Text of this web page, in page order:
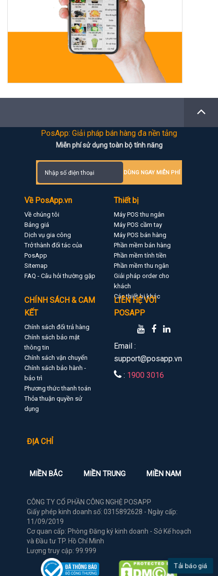
Tải báo giá
PosApp: Giải pháp bán hàng đa nền tảng
Miễn phí sử dụng toàn bộ tính năng
DÙNG NGAY MIỄN PHÍ
Về PosApp.vn
Về chúng tôi
Bảng giá
Dịch vụ gia công
Trở thành đối tác của
PosApp
Sitemap
FAQ - Câu hỏi thường gặp
Thiết bị
Máy POS thu ngân
Máy POS cầm tay
Máy POS bán hàng
Phần mềm bán hàng
Phần mềm tính tiền
Phần mềm thu ngân
Giải pháp order cho
khách
Các thiết bị khác
CHÍNH SÁCH & CAM
KẾT
Chính sách đổi trả hàng
Chính sách bảo mật
thông tin
Chính sách vận chuyển
Chính sách bảo hành -
bảo trì
Phương thức thanh toán
Thỏa thuận quyền sử
dụng
LIÊN HỆ VỚI
POSAPP
Email :
support@posapp.vn
: 1900 3016
ĐỊA CHỈ
MIỀN BẮC MIỀN TRUNG MIỀN NAM
CÔNG TY CỔ PHẦN CÔNG NGHỆ POSAPP
Giấy phép kinh doanh số: 0315892628 - Ngày cấp:
11/09/2019
Cơ quan cấp: Phòng Đăng ký kinh doanh - Sở Kế hoạch
và Đầu tư TP. Hồ Chí Minh
Lượng truy cập: 99.999